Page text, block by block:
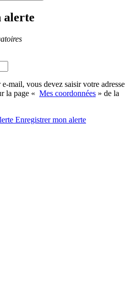
alerte
mail, vous devez saisir votre adresse
la page « Mes coordonnées » de la
Enregistrermon alerte